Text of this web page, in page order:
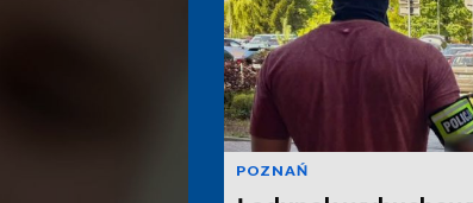
POZNAŃ